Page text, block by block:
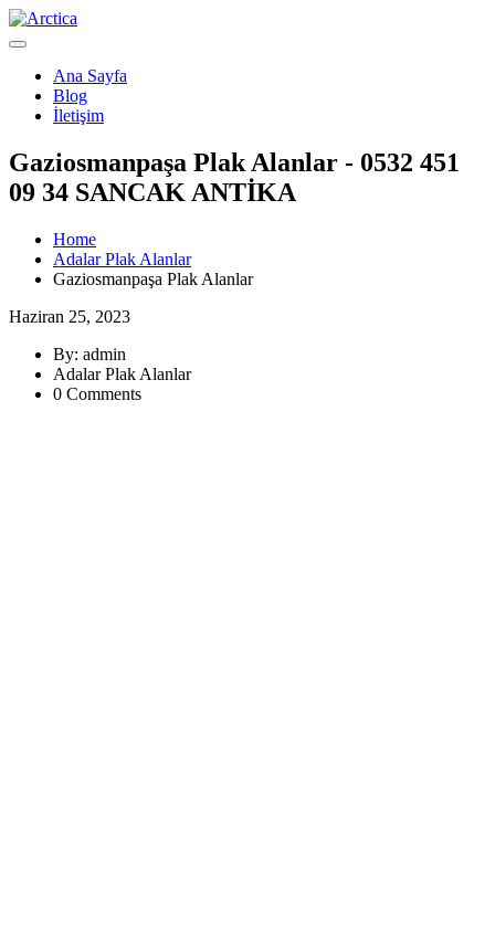
Ana Sayfa
Blog
İletişim
Gaziosmanpaşa Plak Alanlar - 0532 451
09 34 SANCAK ANTİKA
Home
Adalar Plak Alanlar
Gaziosmanpaşa Plak Alanlar
Haziran 25, 2023
By: admin
Adalar Plak Alanlar
0 Comments